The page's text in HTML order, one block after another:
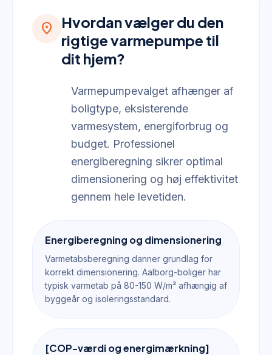
location_on
Hvordan vælger du den
rigtige varmepumpe til
dit hjem?
Varmepumpevalget afhænger af
boligtype, eksisterende
varmesystem, energiforbrug og
budget. Professionel
energiberegning sikrer optimal
dimensionering og høj effektivitet
gennem hele levetiden.
Energiberegning og dimensionering
Varmetabsberegning danner grundlag for
korrekt dimensionering. Aalborg-boliger har
typisk varmetab på 80-150 W/m² afhængig af
byggeår og isoleringsstandard.
[COP-værdi og energimærkning]